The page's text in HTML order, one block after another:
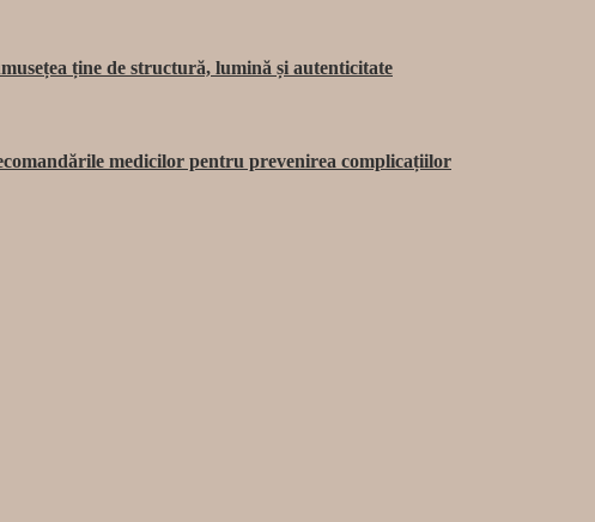
ține de structură, lumină și autenticitate
medicilor pentru prevenirea complicațiilor